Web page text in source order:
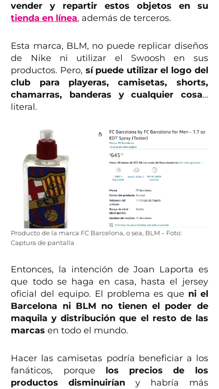
vender y repartir estos objetos en su
tienda en línea, además de terceros.
Esta marca, BLM, no puede replicar diseños
de Nike ni utilizar el Swoosh en sus
productos. Pero, sí puede utilizar el logo del
club para playeras, camisetas, shorts,
chamarras, banderas y cualquier cosa…
literal.
Producto de la marca FC Barcelona, o sea, BLM – Foto:
Captura de pantalla
Entonces, la intención de Joan Laporta es
que todo se haga en casa, hasta el jersey
oficial del equipo. El problema es que ni el
Barcelona ni BLM no tienen el poder de
maquila y distribución que el resto de las
marcas en todo el mundo.
Hacer las camisetas podría beneficiar a los
fanáticos, porque los precios de los
productos disminuirían y habría más